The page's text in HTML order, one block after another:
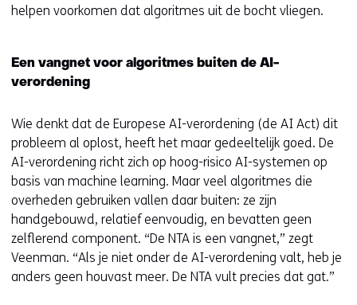
p
n
i
e
u
v
e
n
s
helpen voorkomen dat algoritmes uit de bocht vliegen.
Een vangnet voor algoritmes buiten de AI-
verordening
Wie denkt dat de Europese AI-verordening (de AI Act) dit
probleem al oplost, heeft het maar gedeeltelijk goed. De
AI-verordening richt zich op hoog-risico AI-systemen op
basis van machine learning. Maar veel algoritmes die
overheden gebruiken vallen daar buiten: ze zijn
handgebouwd, relatief eenvoudig, en bevatten geen
zelflerend component. “De NTA is een vangnet,” zegt
Veenman. “Als je niet onder de AI-verordening valt, heb je
anders geen houvast meer. De NTA vult precies dat gat.”